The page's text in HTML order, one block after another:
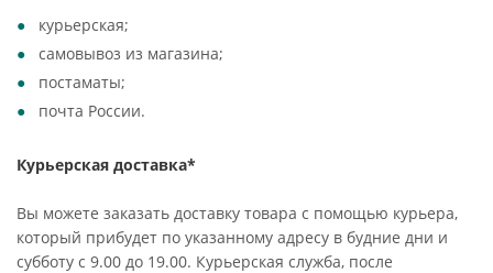
курьерская;
самовывоз из магазина;
постаматы;
почта России.
Курьерская доставка*
Вы можете заказать доставку товара с помощью курьера,
который прибудет по указанному адресу в будние дни и
субботу с 9.00 до 19.00. Курьерская служба, после